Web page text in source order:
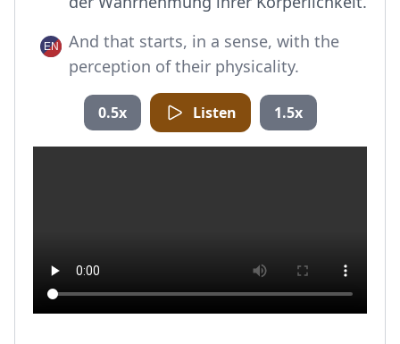
And that starts, in a sense, with the
perception of their physicality.
0.5x Listen 1.5x